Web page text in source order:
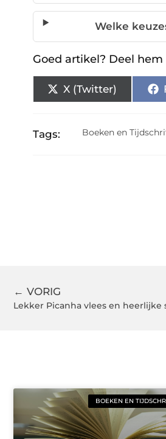
Welke
Goed artikel? Deel hem
X (Twitter)
Tags: Boeken en
← VORIG
Lekker Picanha vlees en
BOEKEN EN